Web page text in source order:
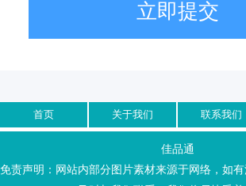
立即提交
首页 关于我们 联系我们
佳品通
免责声明：网站内部分图片素材来源于网络，如